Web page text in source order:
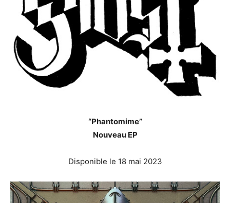
“Phantomime”
Nouveau EP
Disponible le 18 mai 2023